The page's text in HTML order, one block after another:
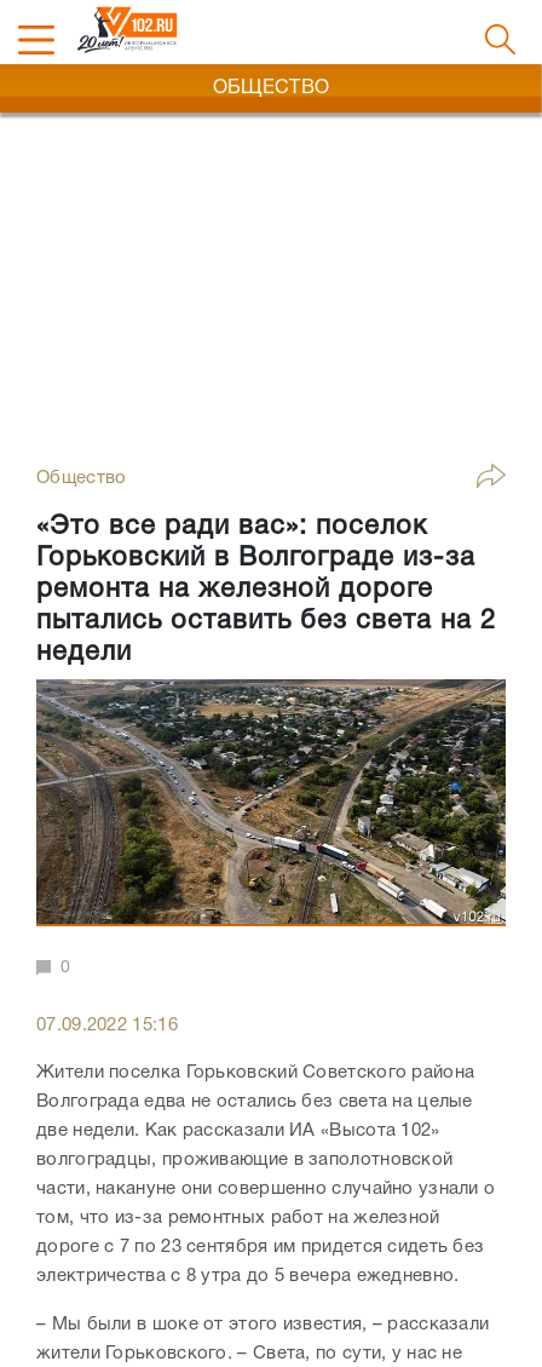
ОБЩЕСТВО
Общество
«Это все ради вас»: поселок
Горьковский в Волгограде из-за
ремонта на железной дороге
пытались оставить без света на 2
недели
0
07.09.2022 15:16
Жители поселка Горьковский Советского района
Волгограда едва не остались без света на целые
две недели. Как рассказали ИА «Высота 102»
волгоградцы, проживающие в заполотновской
части, накануне они совершенно случайно узнали о
том, что из-за ремонтных работ на железной
дороге с 7 по 23 сентября им придется сидеть без
электричества с 8 утра до 5 вечера ежедневно.
– Мы были в шоке от этого известия, – рассказали
жители Горьковского. – Света, по сути, у нас не